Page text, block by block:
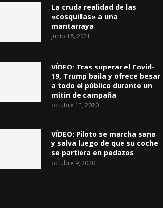
La cruda realidad de las
«cosquillas» a una
mantarraya
junio 18, 2021
VÍDEO: Tras superar el Covid-
19, Trump baila y ofrece besar
a todo el público durante un
mitin de campaña
octubre 13, 2020
VÍDEO: Piloto se marcha sana
y salva luego de que su coche
se partiera en pedazos
octubre 9, 2020